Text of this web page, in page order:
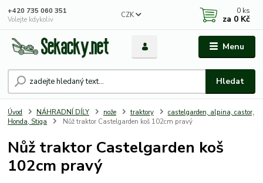
Menu
CZK
Hledat
+420 735 060 351
Volejte kdykoliv
0 ks
za 0 Kč
Úvod NÁHRADNÍ DÍLY nože traktory
castelgarden, alpina, castor,
Honda, Stiga
Nůž traktor Castelgarden koš 102cm pravý
Nůž traktor Castelgarden koš
102cm pravý